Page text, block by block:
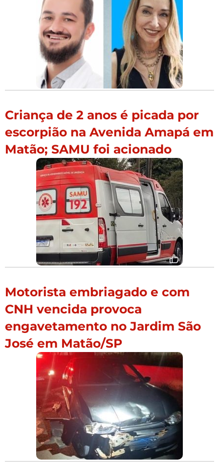
Criança de 2 anos é picada por
escorpião na Avenida Amapá em
Matão; SAMU foi acionado
Motorista embriagado e com
CNH vencida provoca
engavetamento no Jardim São
José em Matão/SP